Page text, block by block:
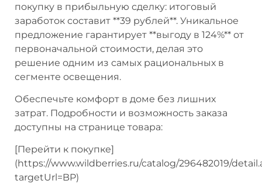
покупку в прибыльную сделку: итоговый
заработок составит **39 рублей**. Уникальное
предложение гарантирует **выгоду в 124%** от
первоначальной стоимости, делая это
решение одним из самых рациональных в
сегменте освещения.
Обеспечьте комфорт в доме без лишних
затрат. Подробности и возможность заказа
доступны на странице товара:
[Перейти к покупке]
(https://www.wildberries.ru/catalog/296482019/
targetUrl=BP)